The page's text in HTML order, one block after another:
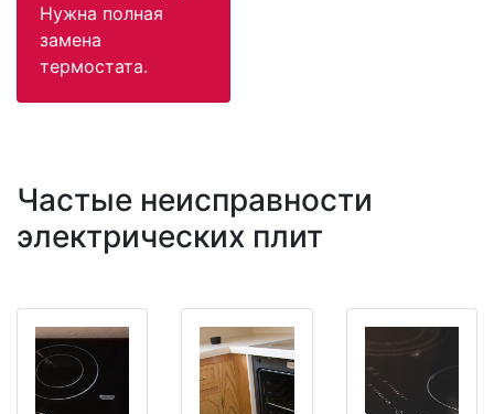
Нужна полная
замена
термостата.
Частые неисправности
электрических плит